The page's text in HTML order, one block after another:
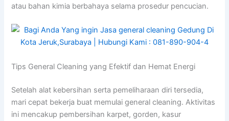
atau bahan kimia berbahaya selama prosedur pencucian.
Tips General Cleaning yang Efektif dan Hemat Energi
Setelah alat kebersihan serta pemeliharaan diri tersedia,
mari cepat bekerja buat memulai general cleaning. Aktivitas
ini mencakup pembersihan karpet, gorden, kasur